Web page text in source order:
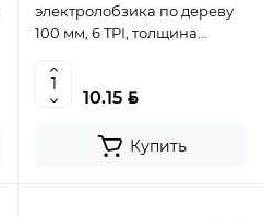
электролобзика по дереву
100 мм, 6 TPI, толщина
быстрый рез, 2 шт,
HOEGERT, 5901867164650
10.15 BYN
Купить